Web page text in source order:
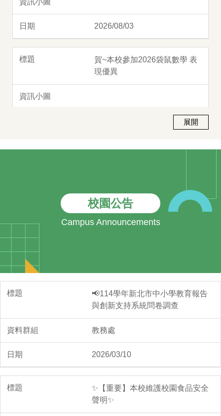
現優異
🏆賀！本校國一義 洪瑀彤同學
2026/06/15
2026/05/25
賀~本校參加2026年全民e化資
展開
校園公告
Campus Announcements
📢114學年新北市中小學教育報告
與創新支持系統問卷調查
教務處
2026/03/10
✨【重要】本校維護校園食品安全
聲明✨